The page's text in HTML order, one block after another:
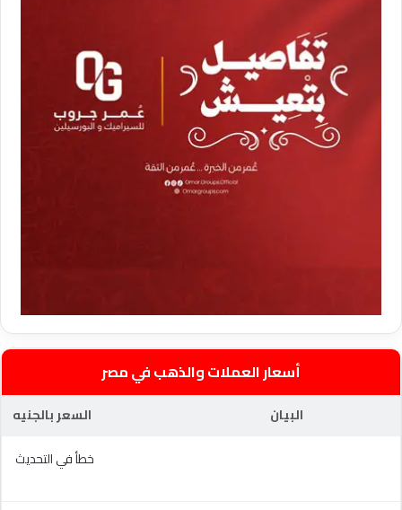
أسعار العملات والذهب في مصر
البيان
السعر بالجنيه
خطأ في التحديث